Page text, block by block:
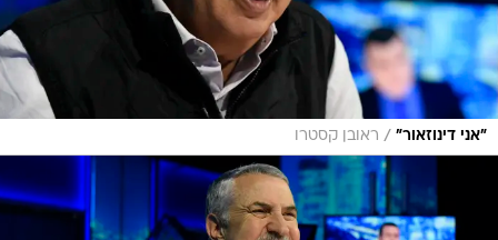
"אני דינוזאור" / ראובן קסטרו